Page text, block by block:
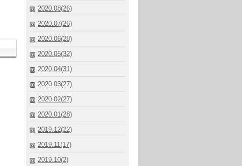
2020.08(26)
2020.07(26)
2020.06(28)
2020.05(32)
2020.04(31)
2020.03(27)
2020.02(27)
2020.01(28)
2019.12(22)
2019.11(17)
2019.10(2)